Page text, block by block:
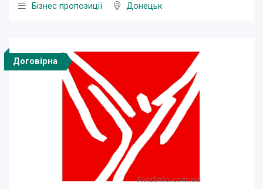
Бізнес пропозиції
Донецьк
Договірна